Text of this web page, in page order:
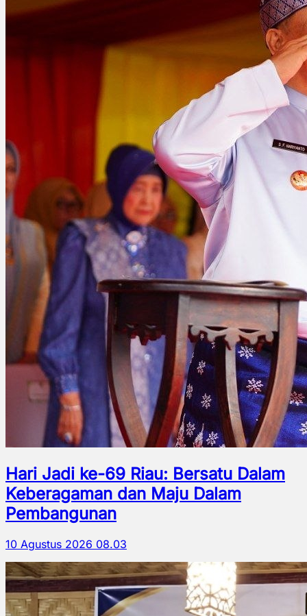
Hari Jadi ke-69 Riau: Bersatu Dalam
Keberagaman dan Maju Dalam
Pembangunan
10 Agustus 2026 08.03